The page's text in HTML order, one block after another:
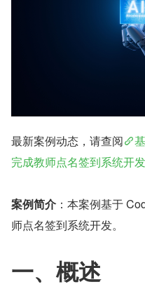
最新案例动态，请查阅
完成教师点名签到系统开发
案例简介 ：本案例基于
师点名签到系统开发。
一、概述